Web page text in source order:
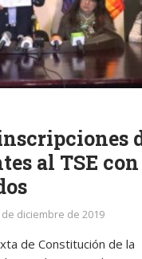
al TSE con
de diciembre de 2019
de Constitución de la